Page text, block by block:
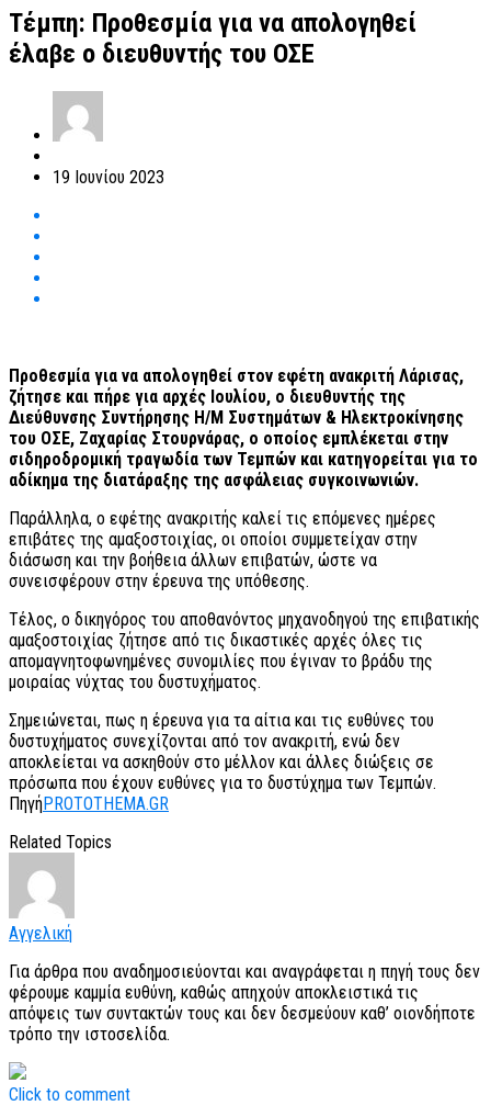
Τέμπη: Προθεσμία για να απολογηθεί
έλαβε ο διευθυντής του ΟΣΕ
19 Ιουνίου 2023
Προθεσμία για να απολογηθεί στον εφέτη ανακριτή Λάρισας,
ζήτησε και πήρε για αρχές Ιουλίου, ο διευθυντής της
Διεύθυνσης Συντήρησης Η/Μ Συστημάτων & Ηλεκτροκίνησης
του ΟΣΕ, Ζαχαρίας Στουρνάρας, ο οποίος εμπλέκεται στην
σιδηροδρομική τραγωδία των Τεμπών και κατηγορείται για το
αδίκημα της διατάραξης της ασφάλειας συγκοινωνιών.
Παράλληλα, ο εφέτης ανακριτής καλεί τις επόμενες ημέρες
επιβάτες της αμαξοστοιχίας, οι οποίοι συμμετείχαν στην
διάσωση και την βοήθεια άλλων επιβατών, ώστε να
συνεισφέρουν στην έρευνα της υπόθεσης.
Τέλος, ο δικηγόρος του αποθανόντος μηχανοδηγού της επιβατικής
αμαξοστοιχίας ζήτησε από τις δικαστικές αρχές όλες τις
απομαγνητοφωνημένες συνομιλίες που έγιναν το βράδυ της
μοιραίας νύχτας του δυστυχήματος.
Σημειώνεται, πως η έρευνα για τα αίτια και τις ευθύνες του
δυστυχήματος συνεχίζονται από τον ανακριτή, ενώ δεν
αποκλείεται να ασκηθούν στο μέλλον και άλλες διώξεις σε
πρόσωπα που έχουν ευθύνες για το δυστύχημα των Τεμπών.
ΠηγήPROTOTHEMA.GR
Related Topics
Αγγελική
Για άρθρα που αναδημοσιεύονται και αναγράφεται η πηγή τους δεν
φέρουμε καμμία ευθύνη, καθώς απηχούν αποκλειστικά τις
απόψεις των συντακτών τους και δεν δεσμεύουν καθ’ οιονδήποτε
τρόπο την ιστοσελίδα.
Click to comment